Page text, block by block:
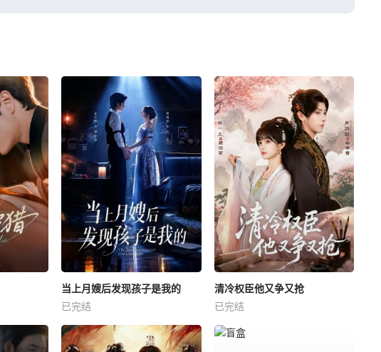
当上月嫂后发现孩子是我的
已完结
清冷权臣他又争又抢
已完结